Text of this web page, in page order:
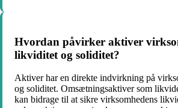
Hvordan påvirker aktiver
likviditet og soliditet?
Aktiver har en direkte indvirkning på
og soliditet. Omsætningsaktiver som
kan bidrage til at sikre virksomhedens